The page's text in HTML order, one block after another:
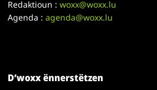
Redaktioun :woxx@woxx.lu
Agenda :agenda@woxx.lu
D’woxx ënnerstëtzen